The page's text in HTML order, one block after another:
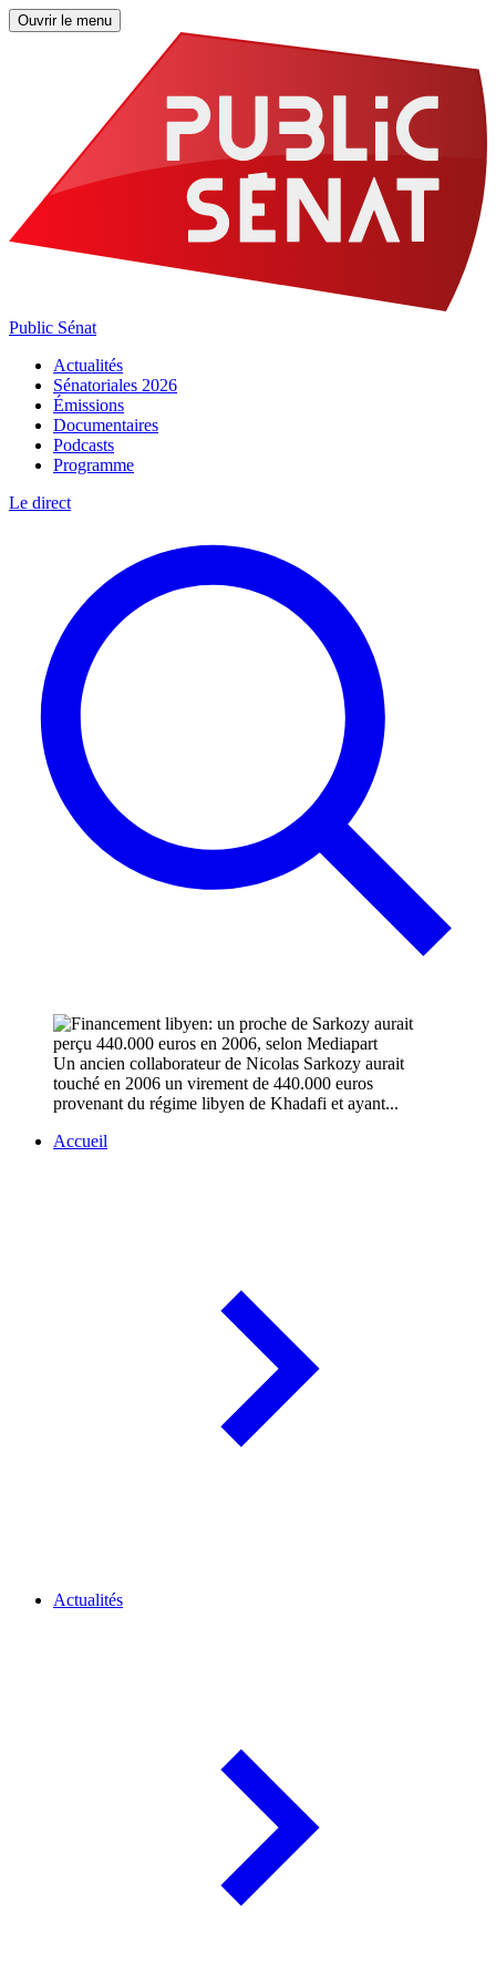
Ouvrir le menu
Public Sénat
Actualités
Sénatoriales 2026
Émissions
Documentaires
Podcasts
Programme
Le direct
Un ancien collaborateur de Nicolas Sarkozy aurait
touché en 2006 un virement de 440.000 euros
provenant du régime libyen de Khadafi et ayant...
Accueil
Actualités